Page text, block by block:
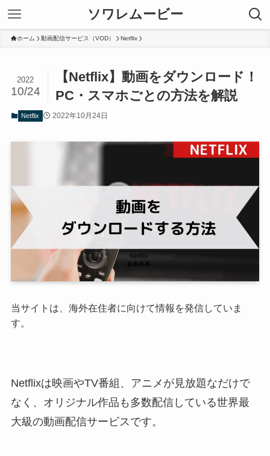
ソワレムービー
ホーム 動画配信サービス（VOD） Netflix
【Netflix】動画をダウンロード！
PC・スマホごとの方法を解説
2022
10/24
Netflix 2022年10月24日
当サイトは、海外在住者に向けて情報を発信していま
す。
Netflixは映画やTV番組、アニメが見放題なだけで
なく、オリジナル作品も多数配信している世界最
大級の動画配信サービスです。